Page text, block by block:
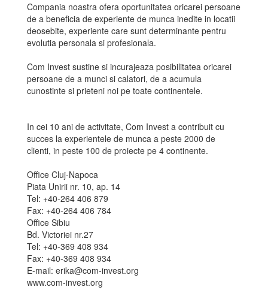
Compania noastra ofera oportunitatea oricarei persoane
de a beneficia de experiente de munca inedite in locatii
deosebite, experiente care sunt determinante pentru
evolutia personala si profesionala.
Com Invest sustine si incurajeaza posibilitatea oricarei
persoane de a munci si calatori, de a acumula
cunostinte si prieteni noi pe toate continentele.
In cei 10 ani de activitate, Com Invest a contribuit cu
succes la experientele de munca a peste 2000 de
clienti, in peste 100 de proiecte pe 4 continente.
Office Cluj-Napoca
Piata Unirii nr. 10, ap. 14
Tel: +40-264 406 879
Fax: +40-264 406 784
Office Sibiu
Bd. Victoriei nr.27
Tel: +40-369 408 934
Fax: +40-369 408 934
E-mail: erika@com-invest.org
www.com-invest.org